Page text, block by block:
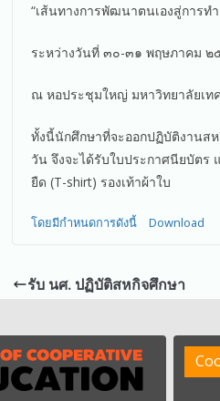
“เส้นทางการพัฒนาตนเองสู่การท
ระหว่างวันที่ ๓๐-๓๑ พฤษภาคม
ณ หอประชุมใหญ่ มหาวิทยาลัยเท
ทั้งนี้นักศึกษาที่จะออกปฏิบัติงานส
วัน จึงจะได้รับใบประกาศนียบัตร
ยืด (T-shirt) รองเท้าผ้าใบ
โดยมีกำหนดการดังนี้ Download
รับ นศ. ปฏิบัติสหกิจศึกษา